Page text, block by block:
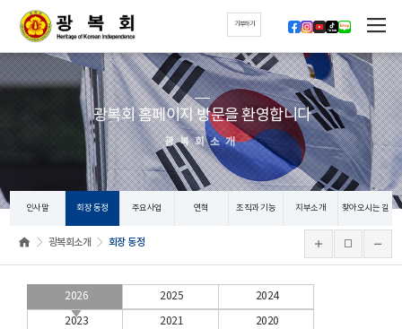
기부하기
광복회 홈페이지 방문을 환영합니다
광복회소개
인사말 회장 동정 주요사업 연혁 조직과 기능 지부소개 찾아오시는 길
광복회소개 회장 동정
2026 2025 2024
2023 2021 2020